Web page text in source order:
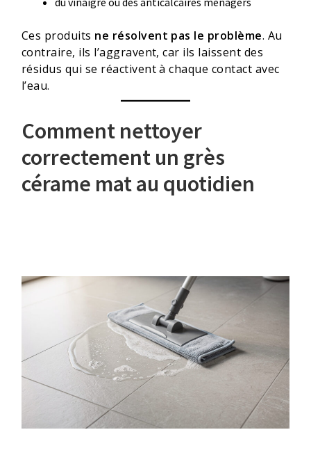
Ces produits ne résolvent pas le problème. Au
contraire, ils l’aggravent, car ils laissent des
résidus qui se réactivent à chaque contact avec
l’eau.
Comment nettoyer
correctement un grès
cérame mat au quotidien